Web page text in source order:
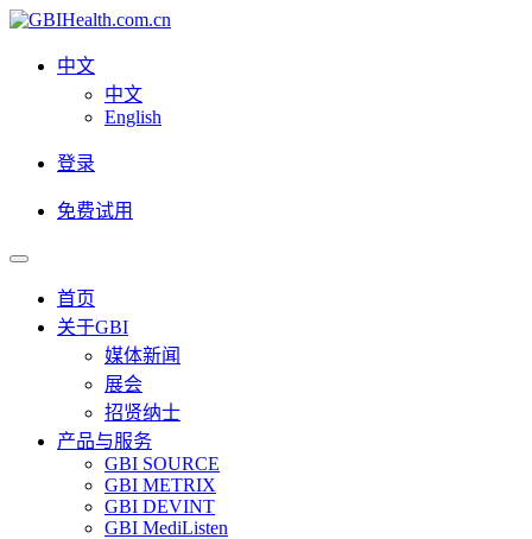
中文
中文
English
登录
免费试用
首页
关于GBI
媒体新闻
展会
招贤纳士
产品与服务
GBI SOURCE
GBI METRIX
GBI DEVINT
GBI MediListen